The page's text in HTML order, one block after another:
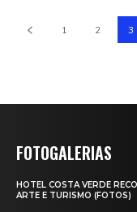
1 2 3
FOTOGALERIAS
HOTEL COSTA VERDE
ARTE E TURISMO (FOTOS)